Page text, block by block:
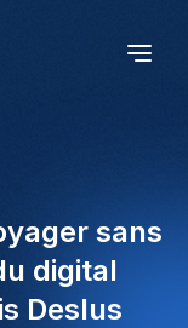
sans
digital
Deslus